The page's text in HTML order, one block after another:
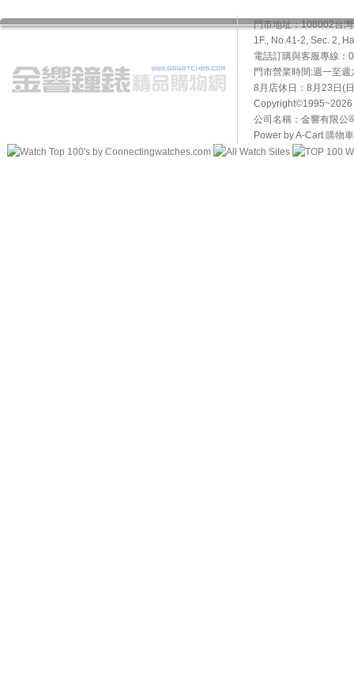
門市地址：108002台
1F., No.41-2, Sec. 2,
電話訂購與客服專線
門市營業時間:週一至
8月店休日：8月23日(
Copyright©1995~2026
公司名稱：金響有限公
Power by A-Cart購物車